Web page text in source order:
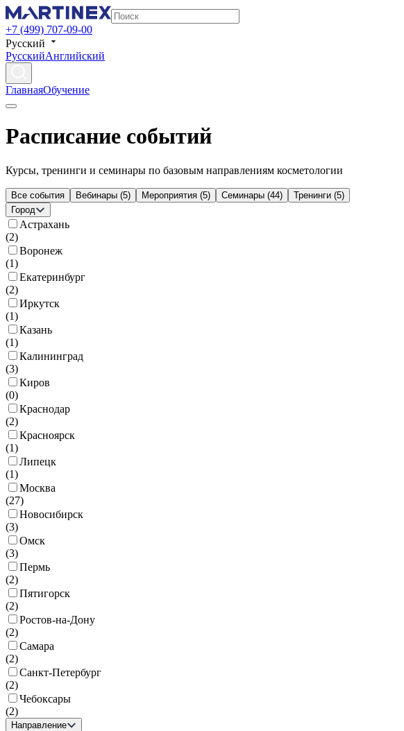
+7 (499) 707-09-00
Русский
РусскийАнглийский
ГлавнаяОбучение
Расписание событий
Курсы, тренинги и семинары по базовым направлениям косметологии
Все события Вебинары (5) Мероприятия (5) Семинары (44) Тренинги (5)
Город
Астрахань
(2)
Воронеж
(1)
Екатеринбург
(2)
Иркутск
(1)
Казань
(1)
Калининград
(3)
Киров
(0)
Краснодар
(2)
Красноярск
(1)
Липецк
(1)
Москва
(27)
Новосибирск
(3)
Омск
(3)
Пермь
(2)
Пятигорск
(2)
Ростов-на-Дону
(2)
Самара
(2)
Санкт-Петербург
(2)
Чебоксары
(2)
Направление